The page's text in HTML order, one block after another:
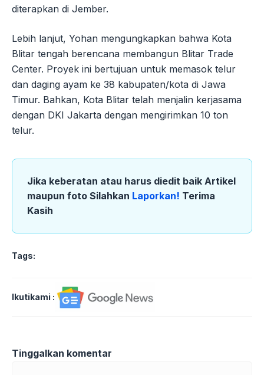
diterapkan di Jember.
Lebih lanjut, Yohan mengungkapkan bahwa Kota
Blitar tengah berencana membangun Blitar Trade
Center. Proyek ini bertujuan untuk memasok telur
dan daging ayam ke 38 kabupaten/kota di Jawa
Timur. Bahkan, Kota Blitar telah menjalin kerjasama
dengan DKI Jakarta dengan mengirimkan 10 ton
telur.
Jika keberatan atau harus diedit baik Artikel
maupun foto Silahkan Laporkan! Terima
Kasih
Tags:
Ikutikami :
Tinggalkan komentar